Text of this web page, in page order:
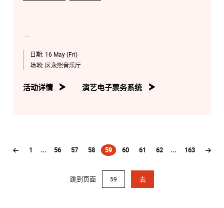
日期: 16 May (Fri)
场地: 区永熙音乐厅
活动详情 演艺电子票务系统
1 ... 56 57 58 59
(current)
60 61 62 ... 163
跳到页面 去